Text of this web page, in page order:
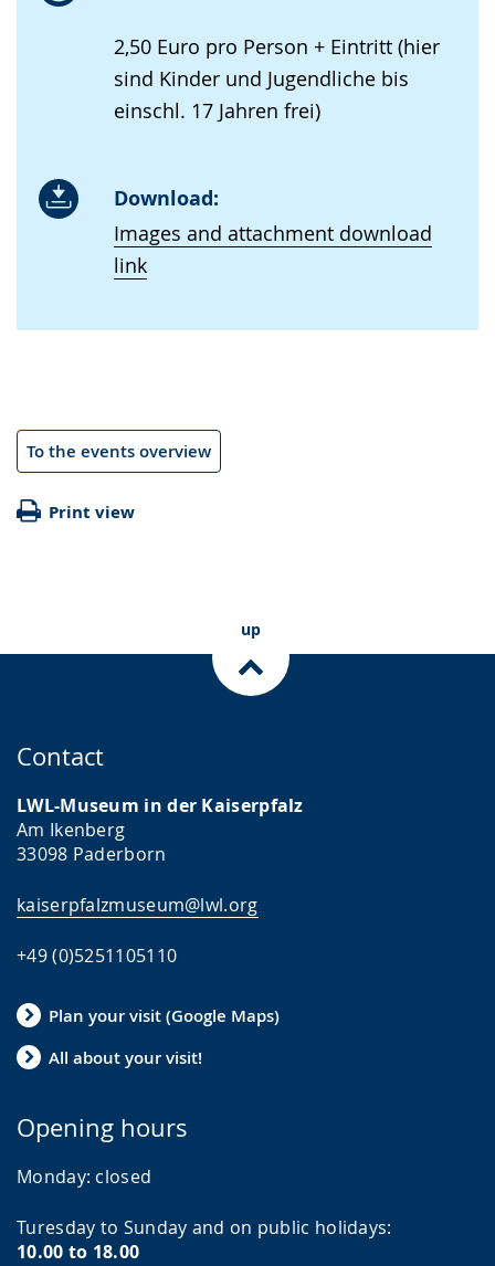
2,50 Euro pro Person + Eintritt (hier
sind Kinder und Jugendliche bis
einschl. 17 Jahren frei)
Download:
Images and attachment download
link
To the events overview
Print view
up
Contact
LWL-Museum in der Kaiserpfalz
Am Ikenberg
33098 Paderborn
kaiserpfalzmuseum@lwl.org
+49 (0)5251105110
Plan your visit (Google Maps)
All about your visit!
Opening hours
Monday: closed
Turesday to Sunday and on public holidays:
10.00 to 18.00